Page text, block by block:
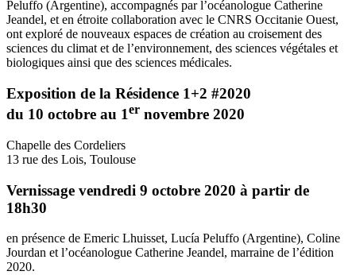
Peluffo (Argentine), accompagnés par l’océanologue Catherine
Jeandel, et en étroite collaboration avec le CNRS Occitanie Ouest,
ont exploré de nouveaux espaces de création au croisement des
sciences du climat et de l’environnement, des sciences végétales et
biologiques ainsi que des sciences médicales.
Exposition de la Résidence 1+2 #2020
du 10 octobre au 1er novembre 2020
Chapelle des Cordeliers
13 rue des Lois, Toulouse
Vernissage vendredi 9 octobre 2020 à partir de
18h30
en présence de Emeric Lhuisset, Lucía Peluffo (Argentine), Coline
Jourdan et l’océanologue Catherine Jeandel, marraine de l’édition
2020.